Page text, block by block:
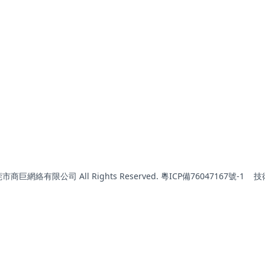
商巨網絡有限公司 All Rights Reserved. 粵ICP備76047167號-1 技